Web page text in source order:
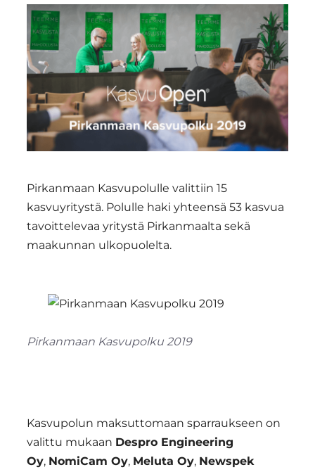
Pirkanmaan Kasvupolulle valittiin 15
kasvuyritystä. Polulle haki yhteensä 53 kasvua
tavoittelevaa yritystä Pirkanmaalta sekä
maakunnan ulkopuolelta.
Pirkanmaan Kasvupolku 2019
Kasvupolun maksuttomaan sparraukseen on
valittu mukaan Despro Engineering
Oy, NomiCam Oy, Meluta Oy, Newspek